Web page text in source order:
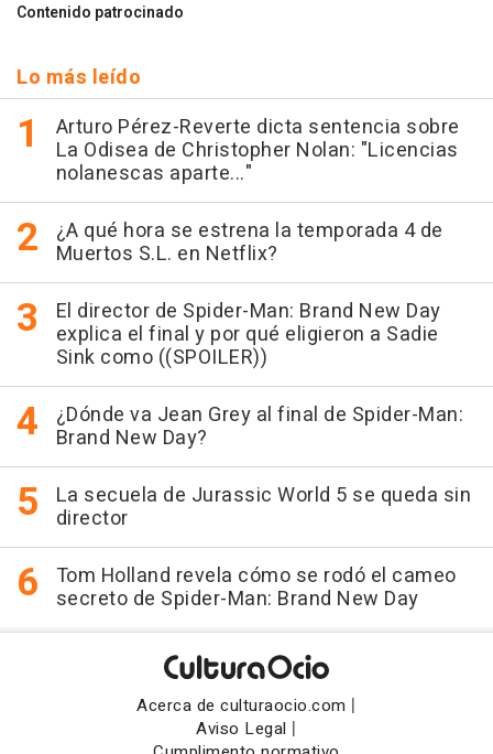
Contenido patrocinado
Lo más leído
Arturo Pérez-Reverte dicta sentencia sobre
La Odisea de Christopher Nolan: "Licencias
nolanescas aparte..."
¿A qué hora se estrena la temporada 4 de
Muertos S.L. en Netflix?
El director de Spider-Man: Brand New Day
explica el final y por qué eligieron a Sadie
Sink como ((SPOILER))
¿Dónde va Jean Grey al final de Spider-Man:
Brand New Day?
La secuela de Jurassic World 5 se queda sin
director
Tom Holland revela cómo se rodó el cameo
secreto de Spider-Man: Brand New Day
Acerca de culturaocio.com |
Aviso Legal |